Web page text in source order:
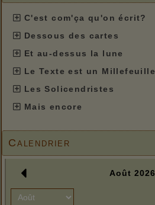
C'est com'ça qu'on écrit?
Dessous des cartes
Et au-dessus la lune
Le Texte est un Millefeuille
Les Solicendristes
Mais encore
Calendrier